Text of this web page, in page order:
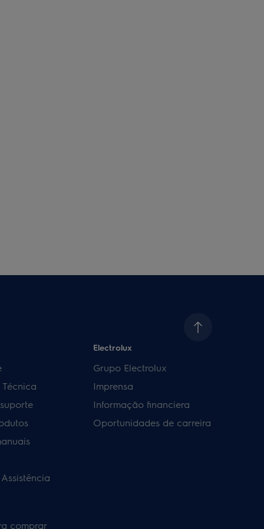
comprar
Electrolux
Grupo Electrolux
Imprensa
Informação financiera
Oportunidades de carreira